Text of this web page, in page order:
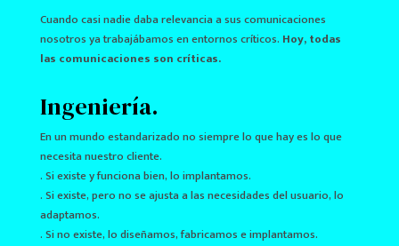
Cuando casi nadie daba relevancia a sus comunicaciones
nosotros ya trabajábamos en entornos críticos. Hoy, todas
las comunicaciones son críticas.
Ingeniería.
En un mundo estandarizado no siempre lo que hay es lo que
necesita nuestro cliente.
. Si existe y funciona bien, lo implantamos.
. Si existe, pero no se ajusta a las necesidades del usuario, lo
adaptamos.
. Si no existe, lo diseñamos, fabricamos e implantamos.